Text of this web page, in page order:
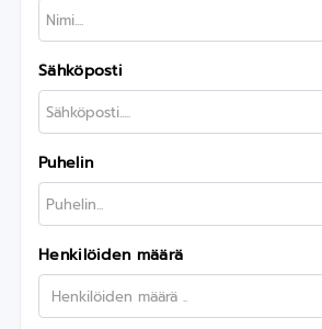
Sähköposti
Puhelin
Henkilöiden määrä